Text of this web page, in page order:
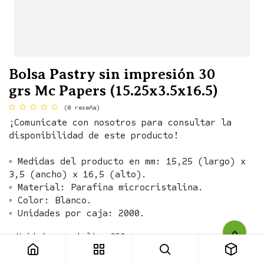
Bolsa Pastry sin impresión 30
grs Mc Papers (15.25x3.5x16.5)
(0 reseña)
¡Comunicate con nosotros para consultar la
disponibilidad de este producto!
◦ Medidas del producto en mm: 15,25 (largo) x
3,5 (ancho) x 16,5 (alto).
◦ Material: Parafina microcristalina.
◦ Color: Blanco.
◦ Unidades por caja: 2000.
◦ Unidades por bulto: 250
◦ Medidas del Producto: 28 x 18 x 47